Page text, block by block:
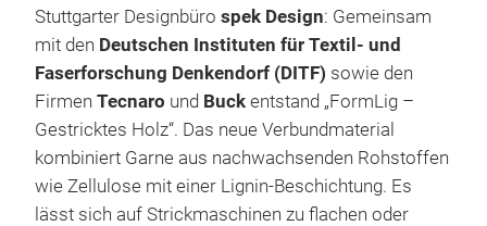
Stuttgarter Designbüro spek Design: Gemeinsam
mit den Deutschen Instituten für Textil- und
Faserforschung Denkendorf (DITF) sowie den
Firmen Tecnaro und Buck entstand „FormLig –
Gestricktes Holz“. Das neue Verbundmaterial
kombiniert Garne aus nachwachsenden Rohstoffen
wie Zellulose mit einer Lignin-Beschichtung. Es
lässt sich auf Strickmaschinen zu flachen oder